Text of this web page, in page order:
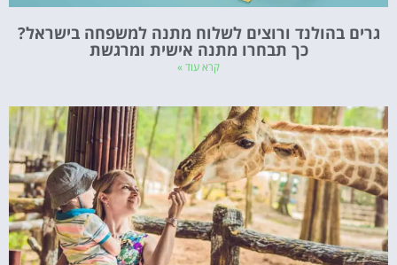
גרים בהולנד ורוצים לשלוח מתנה למשפחה בישראל?
כך תבחרו מתנה אישית ומרגשת
קרא עוד »